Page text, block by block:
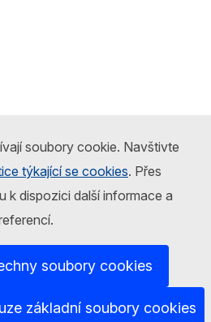
soubory cookie. Navštivte
týkající se cookies. Přes
k dispozici další informace a
soubory cookies
základní soubory cookies